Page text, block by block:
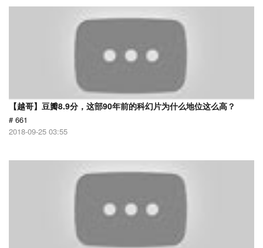
【越哥】豆瓣8.9分，这部90年前的科幻片为什么地位这么高？
# 661
2018-09-25 03:55